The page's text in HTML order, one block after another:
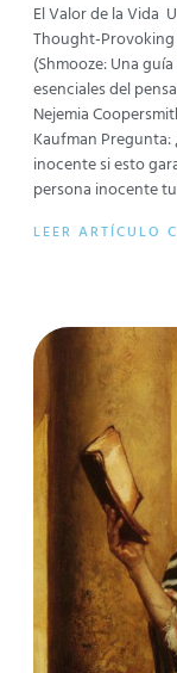
El Valor de la Vida
Thought-Provoking
(Shmooze: Una
esenciales del
Nejemia
Kaufman Pregunta:
inocente si esto
persona inocente
LEER ARTÍCULO